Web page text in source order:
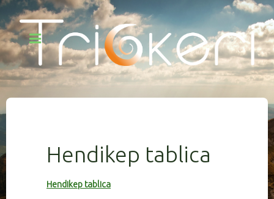
Hendikep tablica
Hendikep tablica